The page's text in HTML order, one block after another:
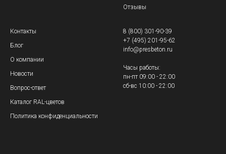
Отзывы
Контакты
Блог
О компании
Новости
Вопрос-ответ
Каталог RAL-цветов
Политика конфиденциальности
8 (800) 301-90-39
+7 (495) 201-95-62
info@presbeton.ru
Часы работы:
пн-пт 09:00 - 22:00
сб-вс 10:00 - 22:00